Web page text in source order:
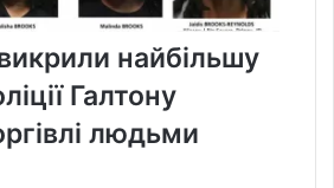
найбільшу
Галтону
людьми